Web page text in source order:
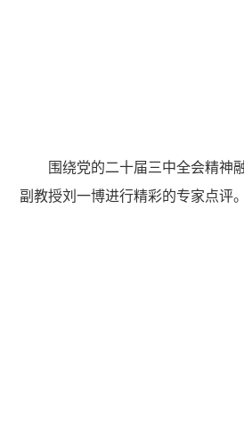
围绕党的二十届三中全会精神
副教授刘一博进行精彩的专家点评。